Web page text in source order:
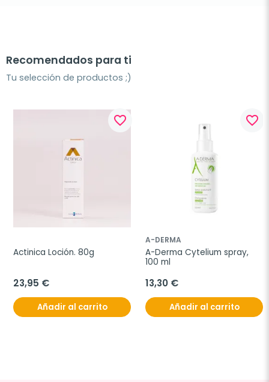
Recomendados para ti
Tu selección de productos ;)
favorite_border
Actinica Loción. 80g
23,95 €
Añadir al carrito
favorite_border
A-DERMA
A-Derma Cytelium spray,
100 ml
13,30 €
Añadir al carrito